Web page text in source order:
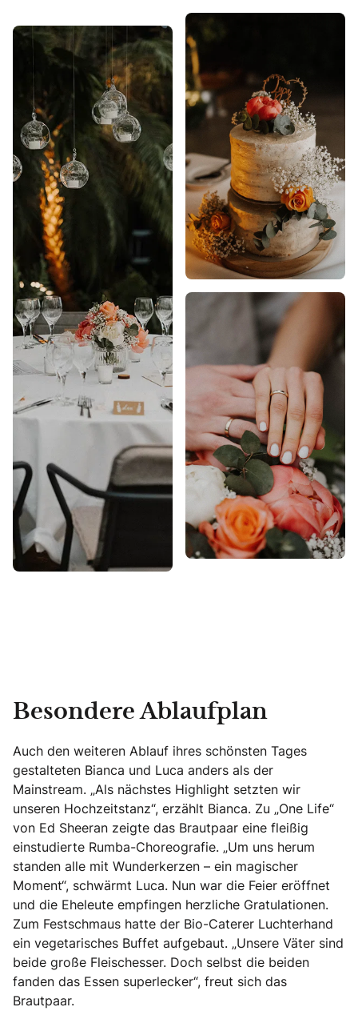
Besondere Ablaufplan
Auch den weiteren Ablauf ihres schönsten Tages
gestalteten Bianca und Luca anders als der
Mainstream. „Als nächstes Highlight setzten wir
unseren Hochzeitstanz“, erzählt Bianca. Zu „One Life“
von Ed Sheeran zeigte das Brautpaar eine fleißig
einstudierte Rumba-Choreografie. „Um uns herum
standen alle mit Wunderkerzen – ein magischer
Moment“, schwärmt Luca. Nun war die Feier eröffnet
und die Eheleute empfingen herzliche Gratulationen.
Zum Festschmaus hatte der Bio-Caterer Luchterhand
ein vegetarisches Buffet aufgebaut. „Unsere Väter sind
beide große Fleischesser. Doch selbst die beiden
fanden das Essen superlecker“, freut sich das
Brautpaar.